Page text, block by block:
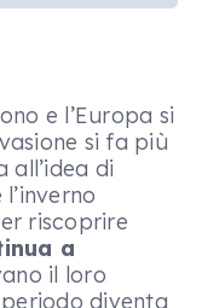
e l’Europa si
si fa più
all’idea di
riscoprire
a
il loro
diventa